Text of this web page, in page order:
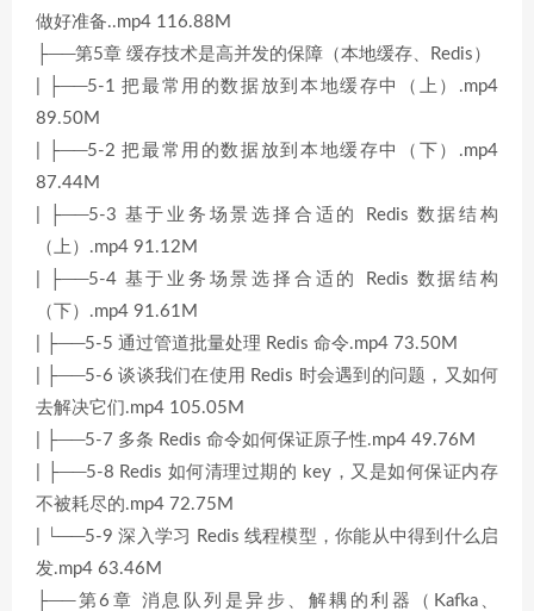
做好准备..mp4 116.88M
├──第5章 缓存技术是高并发的保障（本地缓存、Redis）
| ├──5-1 把最常用的数据放到本地缓存中（上）.mp4
89.50M
| ├──5-2 把最常用的数据放到本地缓存中（下）.mp4
87.44M
| ├──5-3 基于业务场景选择合适的 Redis 数据结构
（上）.mp4 91.12M
| ├──5-4 基于业务场景选择合适的 Redis 数据结构
（下）.mp4 91.61M
| ├──5-5 通过管道批量处理 Redis 命令.mp4 73.50M
| ├──5-6 谈谈我们在使用 Redis 时会遇到的问题，又如何
去解决它们.mp4 105.05M
| ├──5-7 多条 Redis 命令如何保证原子性.mp4 49.76M
| ├──5-8 Redis 如何清理过期的 key，又是如何保证内存
不被耗尽的.mp4 72.75M
| └──5-9 深入学习 Redis 线程模型，你能从中得到什么启
发.mp4 63.46M
├──第6章 消息队列是异步、解耦的利器（Kafka、